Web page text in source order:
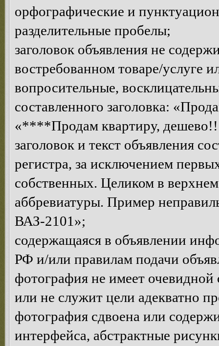
орфографические и
разделительные пробелы;
заголовок объявления не
востребованном товаре/услуге
вопросительные,
составленного заголовка:
«****Продам квартиру,
заголовок и текст объявления
регистра, за исключением
собственных. Целиком в
аббревиатуры. Пример
ВАЗ-2101»;
содержащаяся в объявлении
РФ и/или правилам подачи
фотография не имеет очевидной
или не служит цели адекватно
фотография сдвоена или
интерфейса, абстрактные